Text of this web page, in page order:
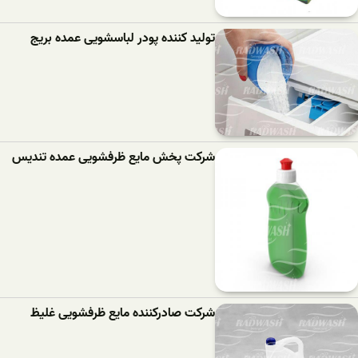
تولید کننده پودر لباسشویی عمده بریج
شرکت پخش مایع ظرفشویی عمده تندیس
شرکت صادرکننده مایع ظرفشویی غلیظ